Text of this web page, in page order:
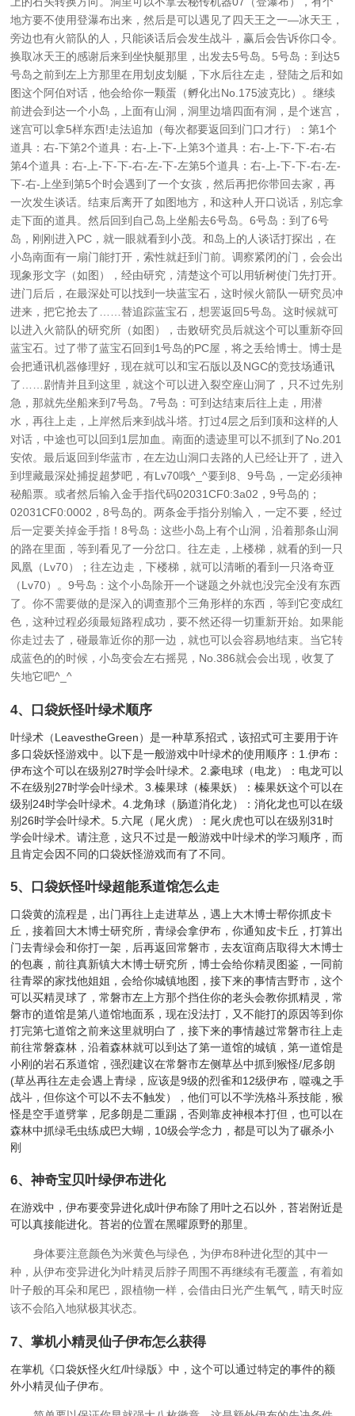
地方要不使用登瀑布出来，然后是可以遇见了四天王之一—冰天王，
旁边也有火箭队的人，只能谈话后会发生战斗，赢后会告诉你口令。
换取冰天王的感谢后来到坐快艇那里，出发去5号岛。5号岛：到达5
号岛之前到左上方那里在用划皮划艇，下水后往左走，登陆之后和如
图这个阿伯对话，他会给你一颗蛋（孵化出No.175波克比）。继续
前进会到达一个小岛，上面有山洞，洞里边墙四面有洞，是个迷宫，
迷宫可以拿5样东西!走法追加（每次都要返回到门口才行）：第1个
道具：右-下第2个道具：右-上-下-上第3个道具：右-上-下-下-右-右
第4个道具：右-上-下-下-右-左-下-左第5个道具：右-上-下-下-右-左-
下-右-上坐到第5个时会遇到了一个女孩，然后再把你带回去家，再
一次发生谈话。结束后离开了如图地方，和这种人开口说话，别忘拿
走下面的道具。然后回到自己岛上坐船去6号岛。6号岛：到了6号
岛，刚刚进入PC，就一眼就看到小茂。和岛上的人谈话打探出，在
小岛南面有一扇门能打开，索性就赶到门前。调察紧闭的门，会会出
现象形文字（如图），经由研究，清楚这个可以用斩树使门先打开。
进门后后，在最深处可以找到一块蓝宝石，这时候火箭队一研究员冲
进来，把它抢去了……替追踪蓝宝石，想罢返回5号岛。这时候就可
以进入火箭队的研究所（如图），击败研究员后就这个可以重新夺回
蓝宝石。过了带了蓝宝石回到1号岛的PC屋，将之丢给博士。博士是
会把通讯机器修理好，现在就可以和宝石版以及NGC的竞技场通讯
了……剧情并且到这里，就这个可以进入裂空座山洞了，只不过先别
急，那就先坐船来到7号岛。7号岛：可到达结束后往上走，用潜
水，再往上走，上岸然后来到战斗塔。打过4层之后到顶和这样的人
对话，中途也可以回到1层加血。南面的遗迹里可以不抓到了No.201
安侬。最后返回到华蓝市，在左边山洞口去路的人已经让开了，进入
到埋藏最深处捕捉超梦吧，有Lv70哦^_^要到8、9号岛，一定必须神
秘船票。或者然后输入金手指代码02031CF0:3a02，9号岛的；
02031CF0:0002，8号岛的。两条金手指分别输入，一定不要，经过
后一定要关掉金手指！8号岛：这些小岛上有个山洞，沿着那条山洞
的路在里面，等到看见了一分岔口。往左走，上楼梯，就看的到一只
凤凰（Lv70）；往左边走，下楼梯，就可以清晰的看到一只洛奇亚
（Lv70）。9号岛：这个小岛除开一个谜题之外就也没完全没有东西
了。你不需要做的是深入的调查那个三角形样的东西，等到它变成红
色，这种过程必须最短路程成功，要不然还得一切重新开始。如果能
你走过去了，碰最靠近你的那一边，就也可以会容易地结束。当它转
成蓝色的的时候，小岛变会左右摇晃，No.386就会会出现，收复了
失地它吧^_^
4、 口袋妖怪叶绿术顺序
叶绿术（LeavestheGreen）是一种草系招式，该招式可主要用于许
多口袋妖怪游戏中。以下是一般游戏中叶绿术的使用顺序：1.伊布：
伊布这个可以在级别27时学会叶绿术。2.豪电球（电龙）：电龙可以
不在级别27时学会叶绿术。3.榛果球（榛果妖）：榛果妖这个可以在
级别24时学会叶绿术。4.龙角球（肠道消化龙）：消化龙也可以在级
别26时学会叶绿术。5.六尾（尾火虎）：尾火虎也可以在级别31时
学会叶绿术。请注意，这只不过是一般游戏中叶绿术的学习顺序，而
且肯定会因不同的口袋妖怪游戏而有了不同。
5、 口袋妖怪叶绿超能系道馆怎么走
口袋黄的流程是，出门再往上走进草丛，遇上大木博士帮你抓皮卡
丘，接着回大木博士研究所，青绿会拿伊布，你通知皮卡丘，打算出
门去青绿会和你打一架，后再返回常磐市，去友谊商店取得大木博士
的包裹，前往真新镇大木博士研究所，博士会给你精灵图鉴，一同前
往青翠的家找他姐姐，会给你城镇地图，接下来的事情吉野市，这个
可以买精灵球了，常磐市左上方那个挡住你的老头会教你抓精灵，常
磐市的道馆是第八道馆地面系，现在没法打，又不能打的原因等到你
打完第七道馆之前来这里就明白了，接下来的事情越过常磐市往上走
前往常磐森林，沿着森林就可以到达了第一道馆的城镇，第一道馆是
小刚的岩石系道馆，强烈建议在常磐市左侧草丛中抓到猴怪/尼多朗
(草丛再往左走会遇上青绿，应该是9级的烈雀和12级伊布，噬魂之手
战斗，但你这个可以不去不触发），他们可以不学洗格斗系技能，猴
怪是空手道劈掌，尼多朗是二重踢，否则靠皮神根本打但，也可以在
森林中抓绿毛虫练成巴大蝴，10级会学念力，都是可以为了碾杀小
刚
6、神奇宝贝叶绿伊布进化
在游戏中，伊布要变异进化成叶伊布除了用叶之石以外，苔岩附近是
可以真接能进化。苔岩的位置在黑曜原野的那里。
身体要注意颜色为米黄色与绿色，为伊布8种进化型的其中一
种，从伊布变异进化为叶精灵后脖子周围不再继续有毛覆盖，有着如
叶子般的耳朵和尾巴，跟植物一样，会借由日光产生氧气，晴天时应
该不会陷入地狱极其状态。
7、掌机小精灵仙子伊布怎么获得
在掌机《口袋妖怪火红/叶绿版》中，这个可以通过特定的事件的额
外小精灵仙子伊布。